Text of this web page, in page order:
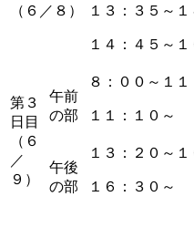
（６／８） １３：３５～１
１４：４５～１
第３
日目
（６
／
９）
午前
の部
８：００～１１
１１：１０～
午後
の部
１３：２０～１
１６：３０～